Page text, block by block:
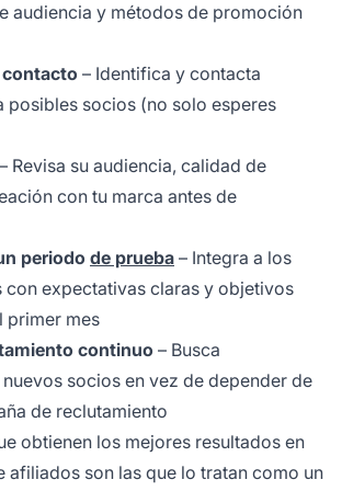
audiencia y métodos de promoción
– Identifica y contacta
posibles socios (no solo esperes
– Revisa su audiencia, calidad de
con tu marca antes de
periodo de prueba – Integra a los
con expectativas claras y objetivos
primer mes
continuo – Busca
socios en vez de depender de
de reclutamiento
obtienen los mejores resultados en
afiliados son las que lo tratan como un